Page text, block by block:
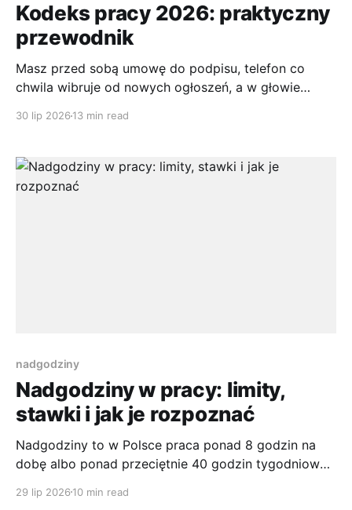
Kodeks pracy 2026: praktyczny
przewodnik
Masz przed sobą umowę do podpisu, telefon co
chwila wibruje od nowych ogłoszeń, a w głowie
daje Ci bezpieczeństwo, czy tylko brzmi dobrze na
abstrakcyjnym zbiorem przepisów, a staje się
praktyczną mapą, dzięki której
30 lip 2026 13 min read
nadgodziny
Nadgodziny w pracy: limity,
stawki i jak je rozpoznać
Nadgodziny to w Polsce praca ponad 8 godzin na
dobę albo ponad przeciętnie 40 godzin tygodniowo.
nie może przekraczać przeciętnie 48 godzin, a za
29 lip 2026 10 min read